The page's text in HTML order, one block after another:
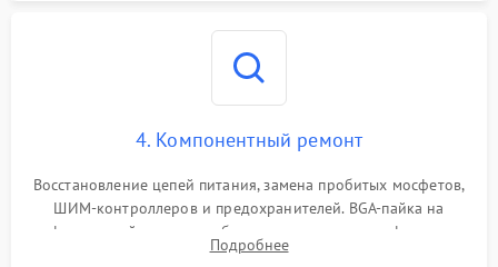
4. Компонентный ремонт
Восстановление цепей питания, замена пробитых мосфетов,
ШИМ-контроллеров и предохранителей. BGA-пайка на
инфракрасной станции реболлинг или замена графического
чипа и дефектной памяти GDDR. Прошивка BIOS
Подробнее